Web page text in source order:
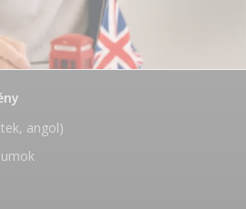
angol)